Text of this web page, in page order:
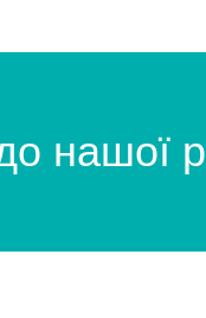
нашої